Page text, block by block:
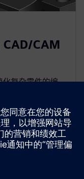
CAM
化复杂零件的编
技术提供支持的